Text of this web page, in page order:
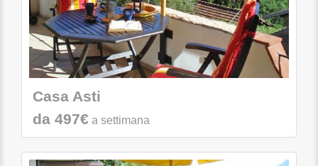
Casa Asti
da 497€ a settimana